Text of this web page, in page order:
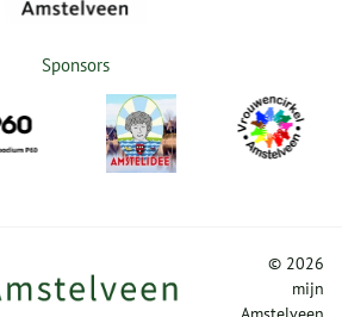
Sponsors
© 2026
mijn